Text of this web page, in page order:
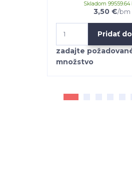
3,50 €/bm
Skladom 99559.64
Pridať